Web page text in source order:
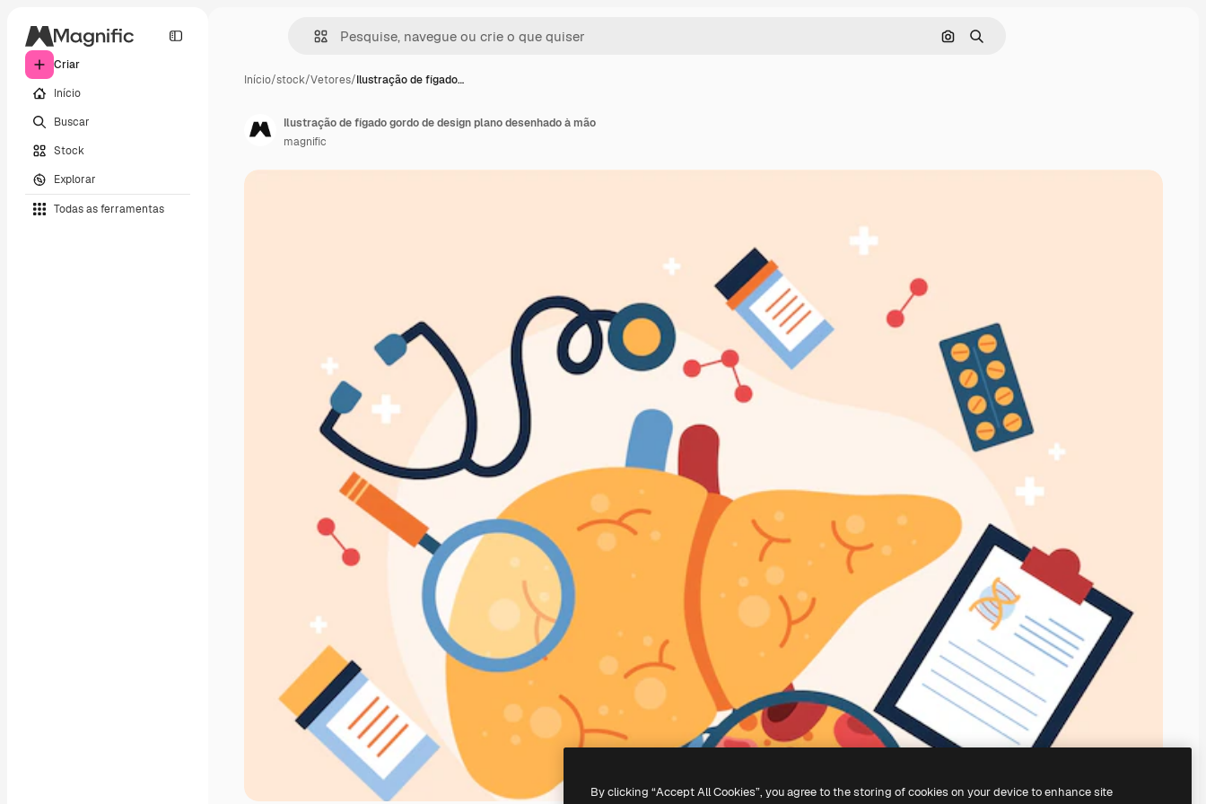
Criar
Início
Buscar
Stock
Explorar
Todas as ferramentas
Pesquisar por imagem
Buscar
Início/stock/Vetores/Ilustração de fígado…
Ilustração de fígado gordo de design plano desenhado à mão
magnific
By clicking “Accept All Cookies”, you agree to the storing of cookies on your device to enhance site